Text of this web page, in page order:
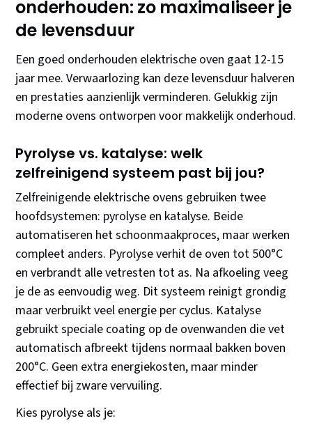
onderhouden: zo maximaliseer je
de levensduur
Een goed onderhouden elektrische oven gaat 12-15
jaar mee. Verwaarlozing kan deze levensduur halveren
en prestaties aanzienlijk verminderen. Gelukkig zijn
moderne ovens ontworpen voor makkelijk onderhoud.
Pyrolyse vs. katalyse: welk
zelfreinigend systeem past bij jou?
Zelfreinigende elektrische ovens gebruiken twee
hoofdsystemen: pyrolyse en katalyse. Beide
automatiseren het schoonmaakproces, maar werken
compleet anders. Pyrolyse verhit de oven tot 500°C
en verbrandt alle vetresten tot as. Na afkoeling veeg
je de as eenvoudig weg. Dit systeem reinigt grondig
maar verbruikt veel energie per cyclus. Katalyse
gebruikt speciale coating op de ovenwanden die vet
automatisch afbreekt tijdens normaal bakken boven
200°C. Geen extra energiekosten, maar minder
effectief bij zware vervuiling.
Kies pyrolyse als je: